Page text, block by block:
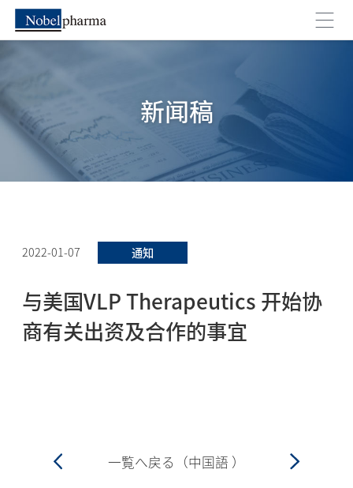
新闻稿
2022-01-07 通知
与美国VLP Therapeutics 开始协
商有关出资及合作的事宜
一覧へ戻る（中国語 ）